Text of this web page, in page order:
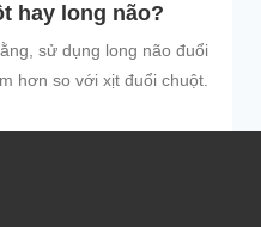
hay long não?
sử dụng long não đuổi
hơn so với xịt đuổi chuột.